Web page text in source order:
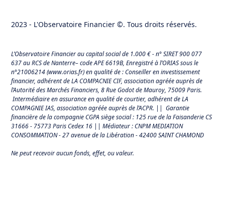
2023 - L'Observatoire Financier ©. Tous droits réservés.
L’Observatoire Financier au capital social de 1.000 € - n° SIRET 900 077
637 au RCS de Nanterre– code APE 6619B, Enregistré à l’ORIAS sous le
n°21006214 (www.orias.fr) en qualité de : Conseiller en investissement
financier, adhérent de LA COMPACNIE CIF, association agréée auprès de
l’Autorité des Marchés Financiers, 8 Rue Godot de Mauroy, 75009 Paris.
Intermédiaire en assurance en qualité de courtier, adhérent de LA
COMPAGNIE IAS, association agréée auprès de l’ACPR. || Garantie
financière de la compagnie CGPA siège social : 125 rue de la Faisanderie CS
31666 - 75773 Paris Cedex 16 || Médiateur : CNPM MEDIATION
CONSOMMATION - 27 avenue de la Libération - 42400 SAINT CHAMOND
Ne peut recevoir aucun fonds, effet, ou valeur.